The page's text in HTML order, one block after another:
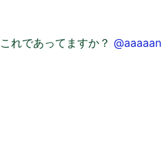
れであってますか？